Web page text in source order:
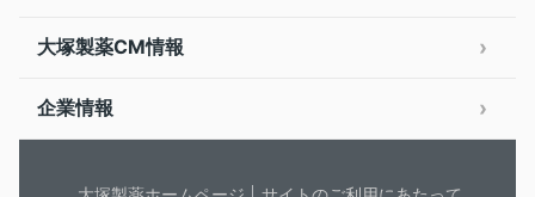
大塚製薬CM情報
企業情報